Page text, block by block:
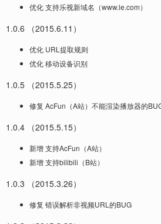
优化 支持乐视新域名（www.le.com）
1.0.6 （2015.6.11）
优化 URL提取规则
优化 移动设备识别
1.0.5 （2015.5.25）
修复 AcFun（A站）不能渲染播放器的
1.0.4 （2015.5.15）
新增 支持AcFun（A站）
新增 支持bilibili（B站）
1.0.3 （2015.3.26）
修复 错误解析非视频URL的BUG